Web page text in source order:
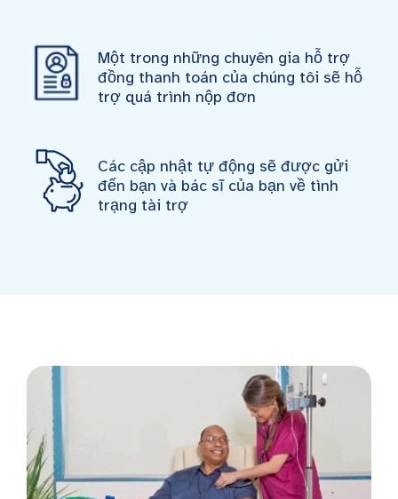
Một trong những chuyên gia hỗ trợ
đồng thanh toán của chúng tôi sẽ hỗ
trợ quá trình nộp đơn
Các cập nhật tự động sẽ được gửi
đến bạn và bác sĩ của bạn về tình
trạng tài trợ